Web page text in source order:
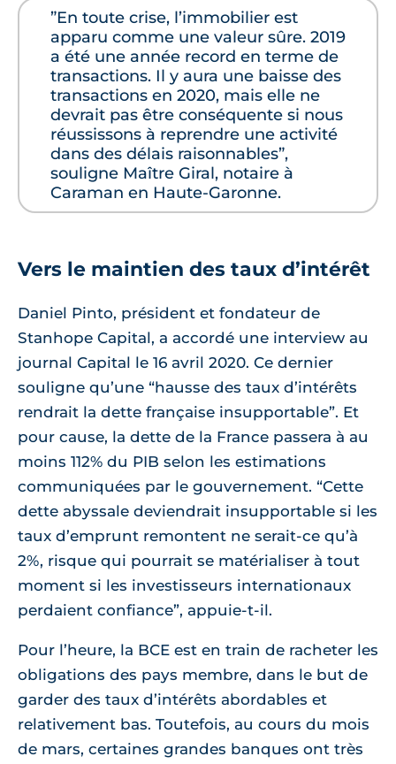
”En toute crise, l’immobilier est
apparu comme une valeur sûre. 2019
a été une année record en terme de
transactions. Il y aura une baisse des
transactions en 2020, mais elle ne
devrait pas être conséquente si nous
réussissons à reprendre une activité
dans des délais raisonnables”,
souligne Maître Giral, notaire à
Caraman en Haute-Garonne.
Vers le maintien des taux d’intérêt
Daniel Pinto, président et fondateur de
Stanhope Capital, a accordé une interview au
journal Capital le 16 avril 2020. Ce dernier
souligne qu’une “hausse des taux d’intérêts
rendrait la dette française insupportable”. Et
pour cause, la dette de la France passera à au
moins 112% du PIB selon les estimations
communiquées par le gouvernement. “Cette
dette abyssale deviendrait insupportable si les
taux d’emprunt remontent ne serait-ce qu’à
2%, risque qui pourrait se matérialiser à tout
moment si les investisseurs internationaux
perdaient confiance”, appuie-t-il.
Pour l’heure, la BCE est en train de racheter les
obligations des pays membre, dans le but de
garder des taux d’intérêts abordables et
relativement bas. Toutefois, au cours du mois
de mars, certaines grandes banques ont très